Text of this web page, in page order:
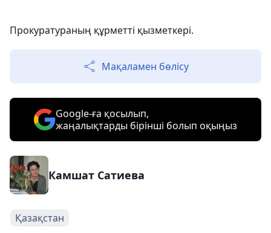
Прокуратураның құрметті қызметкері.
Мақаламен бөлісу
Google-ға қосылып,
жаңалықтарды бірінші болып оқыңыз
Камшат Сатиева
Қазақстан